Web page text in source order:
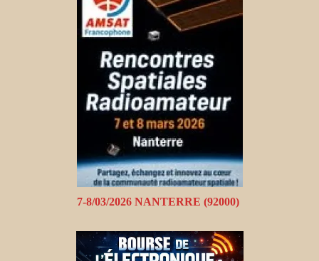
7-8/03/2026 NANTERRE (92000)